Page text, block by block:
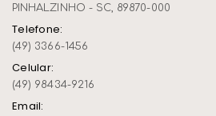
PINHALZINHO - SC, 89870-000
Telefone:
(49) 3366-1456
Celular:
(49) 98434-9216
Email: